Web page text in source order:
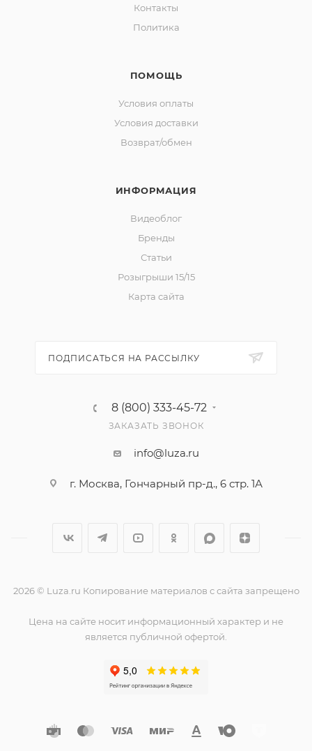
Контакты
Политика
ПОМОЩЬ
Условия оплаты
Условия доставки
Возврат/обмен
ИНФОРМАЦИЯ
Видеоблог
Бренды
Статьи
Розыгрыши 15/15
Карта сайта
ПОДПИСАТЬСЯ НА РАССЫЛКУ
8 (800) 333-45-72
ЗАКАЗАТЬ ЗВОНОК
info@luza.ru
г. Москва, Гончарный пр-д., 6 стр. 1А
2026 © Luza.ru Копирование материалов с сайта запрещено
Цена на сайте носит информационный характер и не
является публичной офертой.